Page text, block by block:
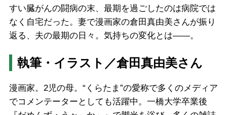
すい臓がんの闘病の末、最期を過ごしたのは病院では
なく自宅だった。妻で漫画家の倉田真由美さんが振り
返る、夫の最期の日々。気持ちの変化とは――。
執筆・イラスト／倉田真由美さん
漫画家。2児の母。“くらたま”の愛称で多くのメディア
でコメンテーターとしても活躍中。一橋大学卒業後